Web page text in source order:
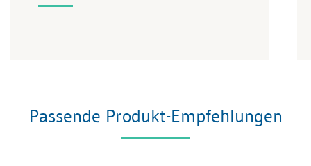
Passende Produkt-Empfehlungen